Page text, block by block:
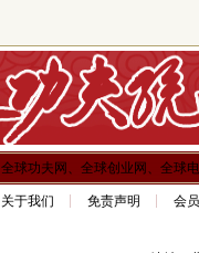
全球功夫网、全球创业网、全球
关于我们 免责声明 会